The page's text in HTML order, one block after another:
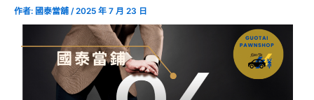
作者: 國泰當舖 /2025 年 7 月 23 日